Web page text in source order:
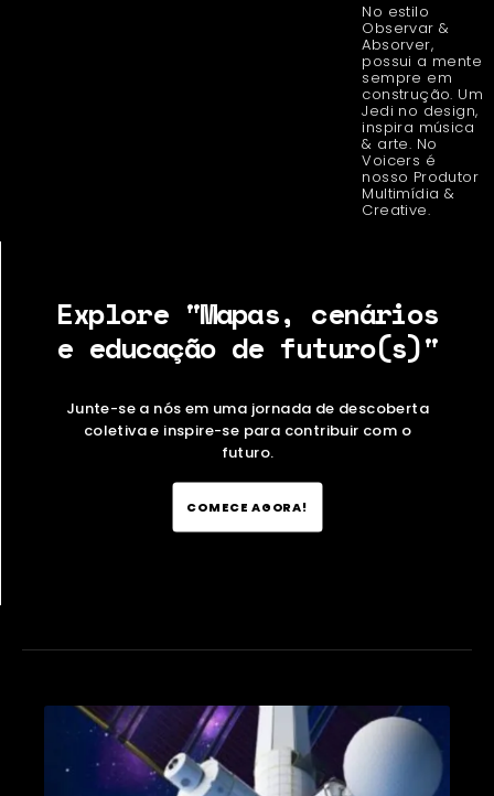
No estilo
Observar &
Absorver,
possui a mente
sempre em
construção. Um
Jedi no design,
inspira música
& arte. No
Voicers é
nosso Produtor
Multimídia &
Creative.
Explore "Mapas, cenários
e educação de futuro(s)"
Junte-se a nós em uma jornada de descoberta
coletiva e inspire-se para contribuir com o
futuro.
COMECE AGORA!